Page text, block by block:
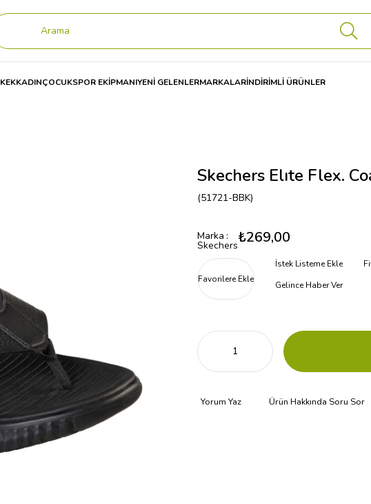
KADINÇOCUKSPOR EKİPMANIYENİ GELENLERMARKALARİNDİRİMLİ ÜRÜNLER
Skechers Elıte Flex.
(51721-BBK)
Marka :
Skechers₺269,00
Favorilere Ekle
İstek Listeme Ekle
Gelince Haber Ver
Yorum Yaz Ürün Hakkında Soru Sor